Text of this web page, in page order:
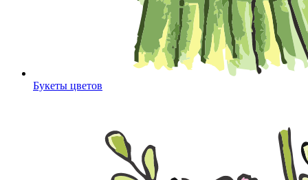
Букеты цветов